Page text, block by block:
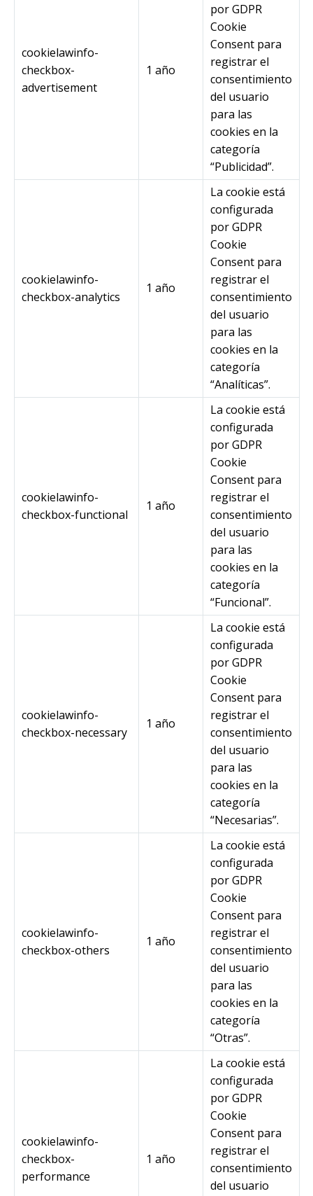
cookielawinfo-
checkbox-
advertisement
1 año
por GDPR
Cookie
Consent para
registrar el
consentimiento
del usuario
para las
cookies en la
categoría
“Publicidad”.
cookielawinfo-
checkbox-analytics
1 año
La cookie está
configurada
por GDPR
Cookie
Consent para
registrar el
consentimiento
del usuario
para las
cookies en la
categoría
“Analíticas”.
cookielawinfo-
checkbox-functional
1 año
La cookie está
configurada
por GDPR
Cookie
Consent para
registrar el
consentimiento
del usuario
para las
cookies en la
categoría
“Funcional”.
cookielawinfo-
checkbox-necessary
1 año
La cookie está
configurada
por GDPR
Cookie
Consent para
registrar el
consentimiento
del usuario
para las
cookies en la
categoría
“Necesarias”.
cookielawinfo-
checkbox-others
1 año
La cookie está
configurada
por GDPR
Cookie
Consent para
registrar el
consentimiento
del usuario
para las
cookies en la
categoría
“Otras”.
cookielawinfo-
checkbox-
performance
1 año
La cookie está
configurada
por GDPR
Cookie
Consent para
registrar el
consentimiento
del usuario